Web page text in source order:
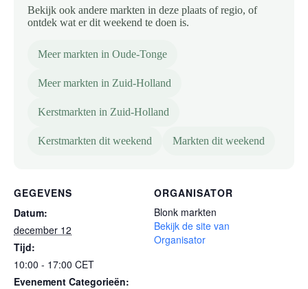
Bekijk ook andere markten in deze plaats of regio, of
ontdek wat er dit weekend te doen is.
Meer markten in Oude-Tonge
Meer markten in Zuid-Holland
Kerstmarkten in Zuid-Holland
Kerstmarkten dit weekend Markten dit weekend
GEGEVENS
Datum:
december 12
Tijd:
10:00 - 17:00 CET
Evenement Categorieën:
ORGANISATOR
Blonk markten
Bekijk de site van
Organisator